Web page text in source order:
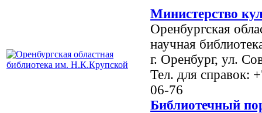
Министерство
Оренбургская
научная
г. Оренбург, ул.
Тел. для справок:
06-76
Библиотечный